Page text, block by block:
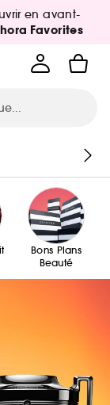
en avant-
Favorites
Bons Plans
Beauté